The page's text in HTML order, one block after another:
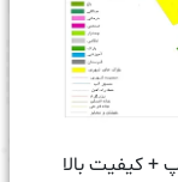
+ کیفیت بالا